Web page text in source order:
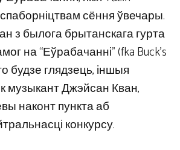
сёння ўвечары.
з былога брытанскага гурта
на “Еўрабачанні” (fka Buck's
будзе глядзець, іншыя
музыкант Джэйсан Кван,
наконт пункта аб
конкурсу.